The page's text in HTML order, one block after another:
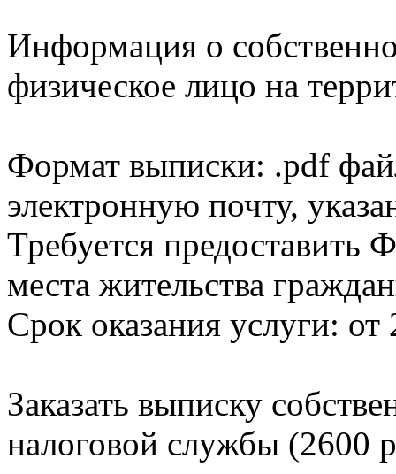
Информация о
физическое лицо на
Формат выписки: .pdf
электронную почту,
Требуется
места жительства
Срок оказания услуги: от
Заказать выписку
налоговой службы (2600